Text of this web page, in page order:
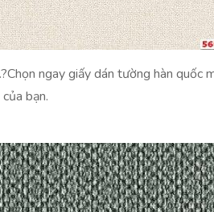
ngay giấy dán tường hàn quốc
bạn.